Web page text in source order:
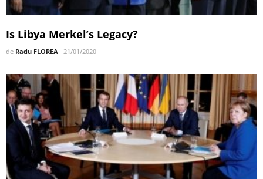
Is Libya Merkel’s Legacy?
de Radu FLOREA 21/01/2020